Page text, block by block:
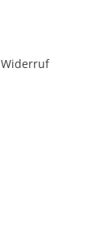
Widerruf